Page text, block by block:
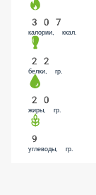
307
калории, ккал.
22
белки, гр.
20
жиры, гр.
9